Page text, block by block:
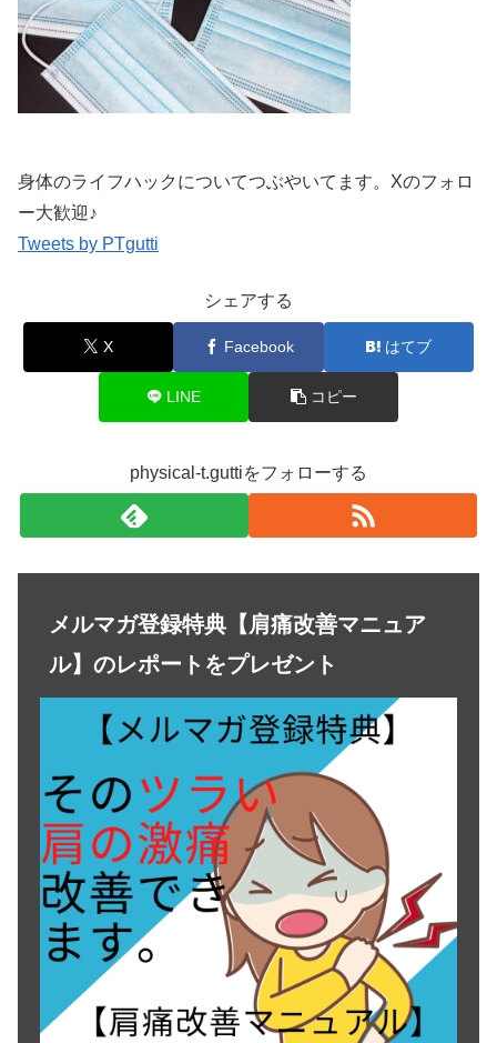
身体のライフハックについてつぶやいてます。Xのフォロ
ー大歓迎♪
Tweets by PTgutti
シェアする
X Facebook はてブ
LINE コピー
physical-t.guttiをフォローする
メルマガ登録特典【肩痛改善マニュア
ル】のレポートをプレゼント